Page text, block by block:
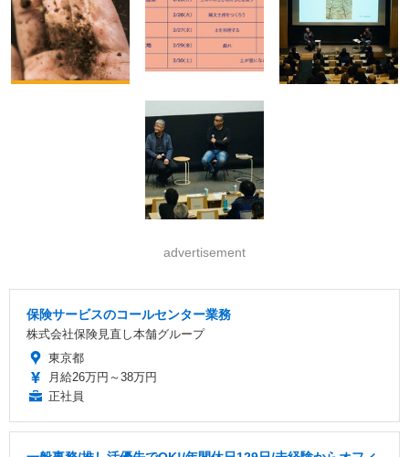
advertisement
保険サービスのコールセンター業務
株式会社保険見直し本舗グループ
東京都
月給26万円～38万円
正社員